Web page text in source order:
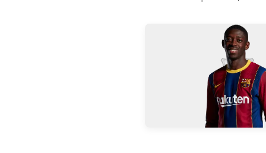
FC Barcelona club badge